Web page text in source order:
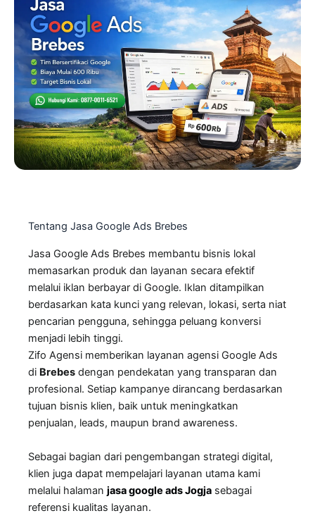
Tentang Jasa Google Ads Brebes
Jasa Google Ads Brebes membantu bisnis lokal
memasarkan produk dan layanan secara efektif
melalui iklan berbayar di Google. Iklan ditampilkan
berdasarkan kata kunci yang relevan, lokasi, serta niat
pencarian pengguna, sehingga peluang konversi
menjadi lebih tinggi.
Zifo Agensi memberikan layanan agensi Google Ads
di Brebes dengan pendekatan yang transparan dan
profesional. Setiap kampanye dirancang berdasarkan
tujuan bisnis klien, baik untuk meningkatkan
penjualan, leads, maupun brand awareness.
Sebagai bagian dari pengembangan strategi digital,
klien juga dapat mempelajari layanan utama kami
melalui halaman jasa google ads Jogja sebagai
referensi kualitas layanan.